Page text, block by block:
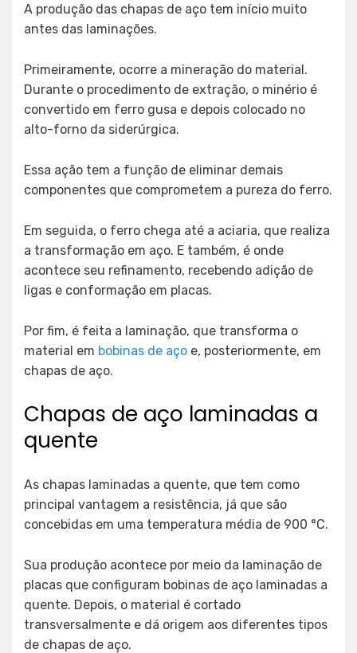
A produção das chapas de aço tem início muito
antes das laminações.
Primeiramente, ocorre a mineração do material.
Durante o procedimento de extração, o minério é
convertido em ferro gusa e depois colocado no
alto-forno da siderúrgica.
Essa ação tem a função de eliminar demais
componentes que comprometem a pureza do ferro.
Em seguida, o ferro chega até a aciaria, que realiza
a transformação em aço. E também, é onde
acontece seu refinamento, recebendo adição de
ligas e conformação em placas.
Por fim, é feita a laminação, que transforma o
material em bobinas de aço e, posteriormente, em
chapas de aço.
Chapas de aço laminadas a
quente
As chapas laminadas a quente, que tem como
principal vantagem a resistência, já que são
concebidas em uma temperatura média de 900 °C.
Sua produção acontece por meio da laminação de
placas que configuram bobinas de aço laminadas a
quente. Depois, o material é cortado
transversalmente e dá origem aos diferentes tipos
de chapas de aço.